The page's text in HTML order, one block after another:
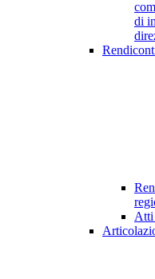
di
Atti